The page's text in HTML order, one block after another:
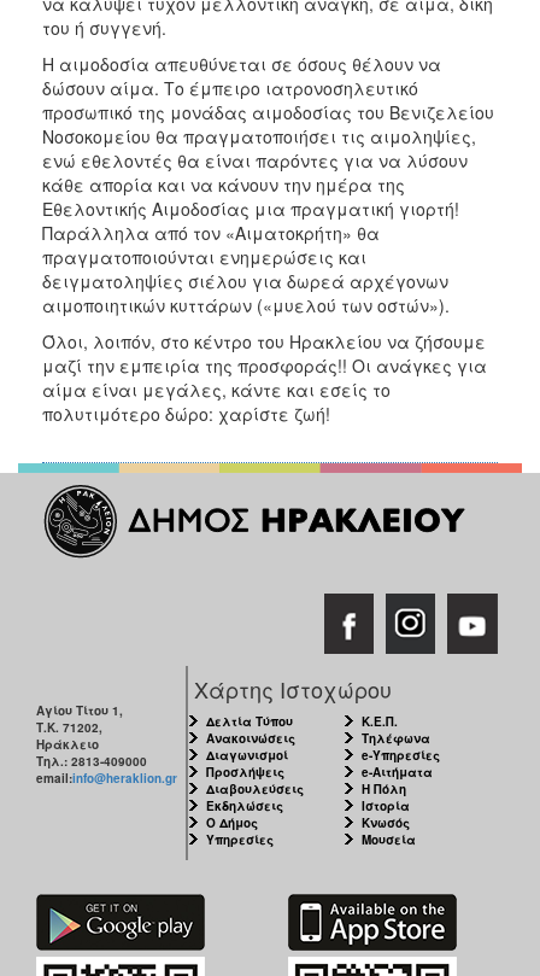
του ή συγγενή.
Η αιμοδοσία απευθύνεται σε όσους θέλουν να
δώσουν αίμα. Το έμπειρο ιατρονοσηλευτικό
προσωπικό της μονάδας αιμοδοσίας του Βενιζελείου
Νοσοκομείου θα πραγματοποιήσει τις αιμοληψίες,
ενώ εθελοντές θα είναι παρόντες για να λύσουν
κάθε απορία και να κάνουν την ημέρα της
Εθελοντικής Αιμοδοσίας μια πραγματική γιορτή!
Παράλληλα από τον «Αιματοκρήτη» θα
πραγματοποιούνται ενημερώσεις και
δειγματοληψίες σιέλου για δωρεά αρχέγονων
αιμοποιητικών κυττάρων («μυελού των οστών»).
Όλοι, λοιπόν, στο κέντρο του Ηρακλείου να ζήσουμε
μαζί την εμπειρία της προσφοράς!! Οι ανάγκες για
αίμα είναι μεγάλες, κάντε και εσείς το
πολυτιμότερο δώρο: χαρίστε ζωή!
Αγίου Τίτου 1,
Τ.Κ. 71202,
Ηράκλειο
Τηλ.: 2813-409000
email:info@heraklion.gr
Χάρτης Ιστοχώρου
Δελτία Τύπου
Ανακοινώσεις
Διαγωνισμοί
Προσλήψεις
Διαβουλεύσεις
Εκδηλώσεις
Ο Δήμος
Υπηρεσίες
Κ.Ε.Π.
Τηλέφωνα
e-Υπηρεσίες
e-Αιτήματα
Η Πόλη
Ιστορία
Κνωσός
Μουσεία